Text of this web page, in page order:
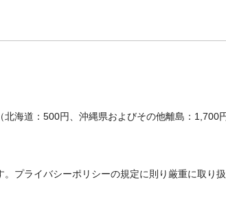
海道：500円、沖縄県およびその他離島：1,700
プライバシーポリシーの規定に則り厳重に取り扱